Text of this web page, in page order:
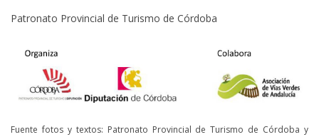
Patronato Provincial de Turismo de Córdoba
​Fuente fotos y textos: Patronato Provincial de Turismo de Córdoba y